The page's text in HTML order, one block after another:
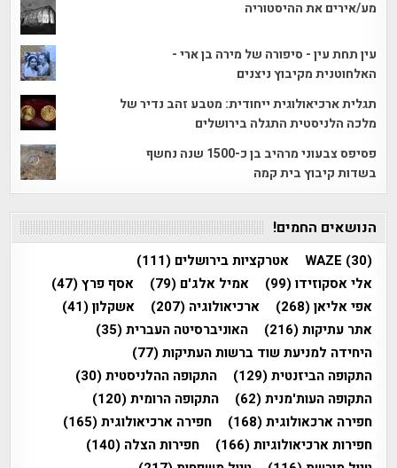
מע/אירים את ההיסטוריה
עין תחת עין - סיפורה של מירה בן ארי -
האלחוטנית מקיבוץ ניצנים
תגלית ארכיאולוגית ייחודית: מטבע זהב נדיר של
מלכה הלניסטית התגלה בירושלים
פסיפס צבעוני מרהיב בן כ-1500 שנה נחשף
בשדות קיבוץ בית קמה
הנושאים החמים!
WAZE (30) אטרקציות בירושלים (111)
אלי אסקוזידו(99) אמיל אלג'ם (79) אסף פרץ(47)
אפי אליאן(268) ארכיאולוגיה (207) אשקלון(41)
אתר עתיקות(216) האוניברסיטה העברית(35)
היחידה למניעת שוד ברשות העתיקות(77)
התקופה הביזנטית(129) התקופה ההלניסטית(30)
התקופה העות'מנית(62) התקופה הרומית(120)
חפירה ארכאולוגית(168) חפירה ארכיאולוגית(165)
חפירות ארכיאולוגיות(166) חפירות הצלה (140)